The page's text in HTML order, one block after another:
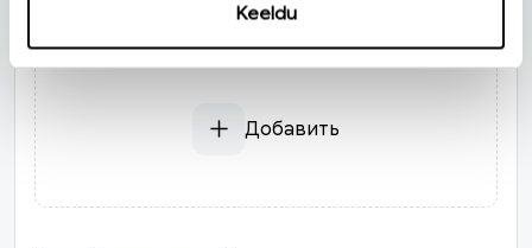
Keeldu
Пн Вт Ср Чт Пт Сб Вс
4 5 6
Добавить